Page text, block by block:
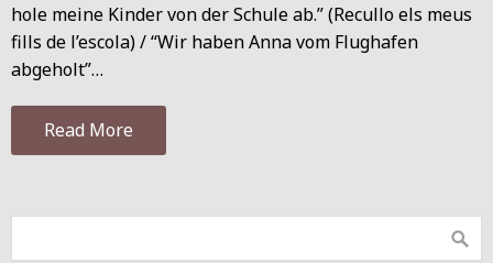
hole meine Kinder von der Schule ab.” (Recullo els meus
fills de l’escola) / “Wir haben Anna vom Flughafen
abgeholt”…
Read More